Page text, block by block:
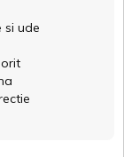
si ude